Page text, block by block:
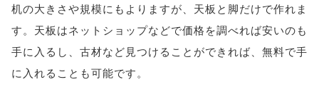
机の大きさや規模にもよりますが、天板と脚だけで作れま
す。天板はネットショップなどで価格を調べれば安いのも
手に入るし、古材など見つけることができれば、無料で手
に入れることも可能です。